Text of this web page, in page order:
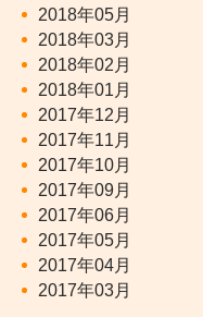
2018年05月
2018年03月
2018年02月
2018年01月
2017年12月
2017年11月
2017年10月
2017年09月
2017年06月
2017年05月
2017年04月
2017年03月